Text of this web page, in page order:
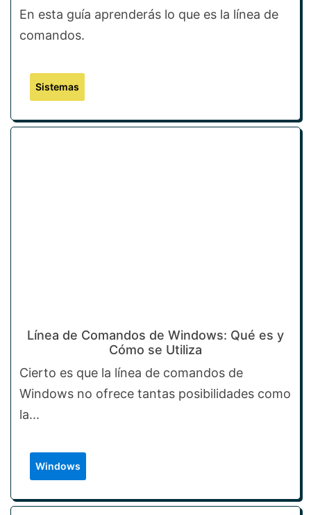
En esta guía aprenderás lo que es la línea de
comandos.
Sistemas
Línea de Comandos de Windows: Qué es y
Cómo se Utiliza
Cierto es que la línea de comandos de
Windows no ofrece tantas posibilidades como
la...
Windows